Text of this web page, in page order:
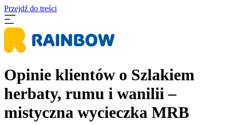
Przejdź do treści
Opinie klientów o Szlakiem
herbaty, rumu i wanilii –
mistyczna wycieczka MRB